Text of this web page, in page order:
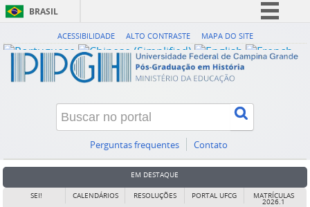
BRASIL
Simplifique!
Comunica BR
Participe
Legislação
Canais
ACESSIBILIDADE ALTO CONTRASTE MAPA DO SITE
Perguntas frequentes Contato
EM DESTAQUE
SEI! CALENDÁRIOS RESOLUÇÕES PORTAL UFCG MATRÍCULAS
2026.1